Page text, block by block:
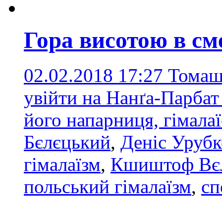
Гора висотою в
02.02.2018 17:27 Томаш
увійти на Нанґа-
його напарниця,
Бєлєцький, Деніс
гімалаїзм, Кшиштоф
польський гімалаїзм,